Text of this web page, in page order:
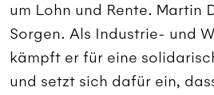
um Lohn und Rente. Martin
Sorgen. Als Industrie- und
kämpft er für eine
und setzt sich dafür ein,